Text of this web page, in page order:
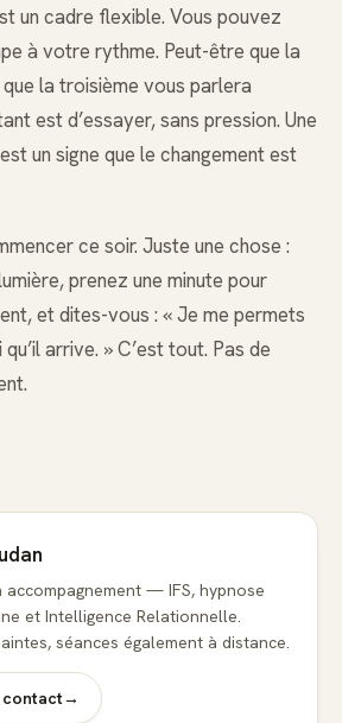
un cadre flexible. Vous pouvez
à votre rythme. Peut-être que la
la troisième vous parlera
est d’essayer, sans pression. Une
un signe que le changement est
ce soir. Juste une chose :
prenez une minute pour
et dites-vous : « Je me permets
arrive. » C’est tout. Pas de
accompagnement — IFS, hypnose
et Intelligence Relationnelle.
séances également à distance.
contact→